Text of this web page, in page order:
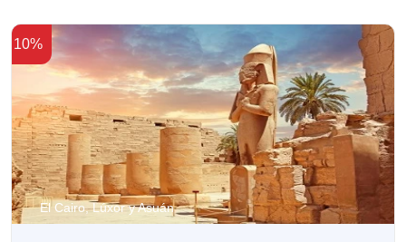
El Cairo, Lúxor y Asuán
10%